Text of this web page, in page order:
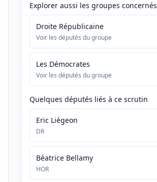
Explorer aussi les groupes concernés
Droite Républicaine
Voir les députés du groupe
Les Démocrates
Voir les députés du groupe
Quelques députés liés à ce scrutin
Eric Liégeon
DR
Béatrice Bellamy
HOR